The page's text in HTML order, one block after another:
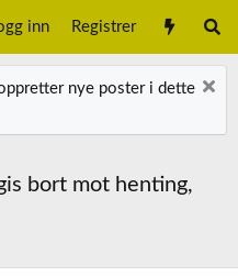
inn Registrer
nye poster i dette
bort mot henting,